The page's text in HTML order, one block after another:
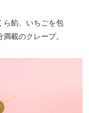
ら餡、いちごを包
載のクレープ。